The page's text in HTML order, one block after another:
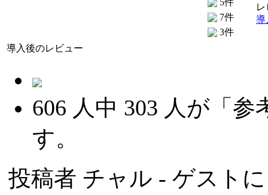
7件
3件
導
導入後のレビュー
606 人中 303 人が「参
す。
投稿者 チャル - ゲスト